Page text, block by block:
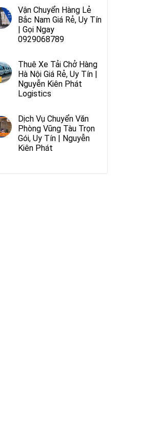
Vận Chuyển Hàng Lẻ
Bắc Nam Giá Rẻ, Uy Tín
| Gọi Ngay
0929068789
Thuê Xe Tải Chở Hàng
Hà Nội Giá Rẻ, Uy Tín |
Nguyễn Kiên Phát
Logistics
Dịch Vụ Chuyển Văn
Phòng Vũng Tàu Trọn
Gói, Uy Tín | Nguyễn
Kiên Phát